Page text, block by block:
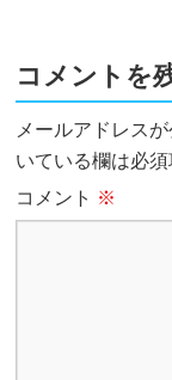
コメントを
メールアドレス
いている欄は必
コメント ※